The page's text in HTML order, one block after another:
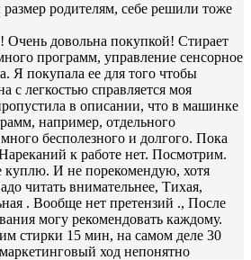
родителям, себе решили тоже
Очень довольна покупкой! Стирает
программ, управление сенсорное
Я покупала ее для того чтобы
с легкостью справляется моя
в описании, что в машинке
например, отдельного
бесполезного и долгого. Пока
к работе нет. Посмотрим.
куплю. И не порекомендую, хотя
читать внимательнее, Тихая,
. Вообще нет претензий ., После
могу рекомендовать каждому.
стирки 15 мин, на самом деле 30
ход непонятно